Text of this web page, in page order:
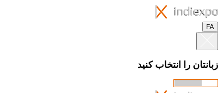
FA
زبانتان را انتخاب کنید